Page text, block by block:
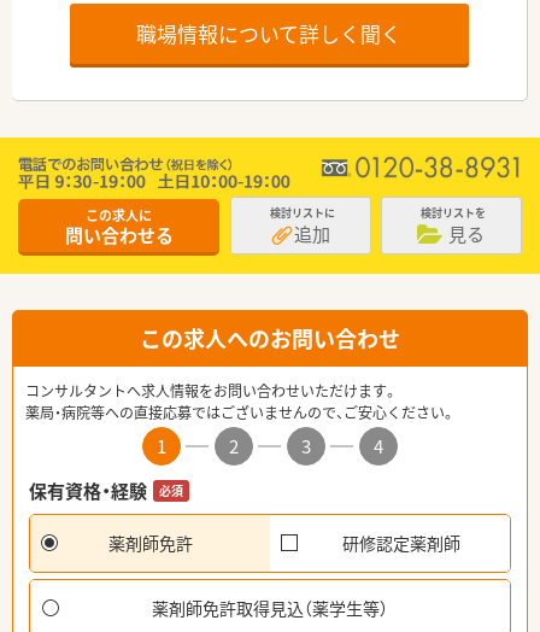
職場情報について詳しく聞く
この求人に
問い合わせる
検討リストに
追加
検討リストを
見る
この求人へのお問い合わせ
コンサルタントへ求人情報をお問い合わせいただけます。
薬局・病院等への直接応募ではございませんので、ご安心ください。
1 2 3
4
保有資格・経験
必須
薬剤師免許 研修認定薬剤師
薬剤師免許取得見込（薬学生等）